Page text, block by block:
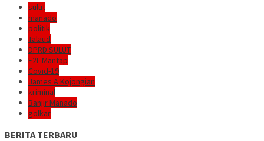
sulut
manado
politik
Talaud
DPRD SULUT
E2L-Mantap
Covid-19
James A Kojongian
kriminal
Banjir Manado
golkar
BERITA TERBARU